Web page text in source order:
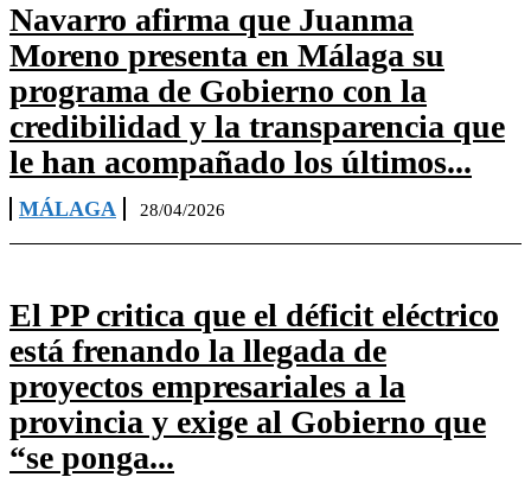
Navarro afirma que Juanma
Moreno presenta en Málaga su
programa de Gobierno con la
credibilidad y la transparencia que
le han acompañado los últimos...
MÁLAGA 28/04/2026
El PP critica que el déficit eléctrico
está frenando la llegada de
proyectos empresariales a la
provincia y exige al Gobierno que
“se ponga...